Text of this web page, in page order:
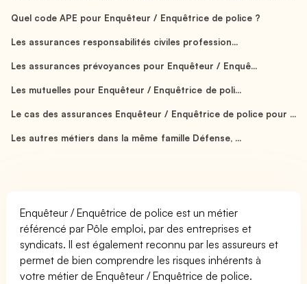
Quel code APE pour Enquêteur / Enquêtrice de police ?
Les assurances responsabilités civiles profession...
Les assurances prévoyances pour Enquêteur / Enquê...
Les mutuelles pour Enquêteur / Enquêtrice de poli...
Le cas des assurances Enquêteur / Enquêtrice de police pour ...
Les autres métiers dans la même famille Défense, ...
Enquêteur / Enquêtrice de police est un métier
référencé par Pôle emploi, par des entreprises et
syndicats. Il est également reconnu par les assureurs et
permet de bien comprendre les risques inhérents à
votre métier de Enquêteur / Enquêtrice de police.